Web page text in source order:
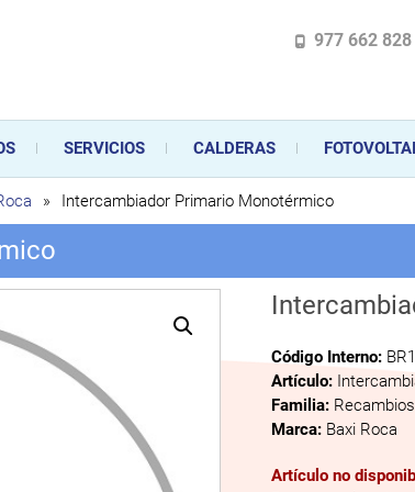
en la instalación, comercialización y
aparatos de gas, climatización o electrodomésticos, desde el
977 662 828
SERVICIOS CALDERAS
» Intercambiador Primario Monotérmico
Código Interno:
Artículo:
Familia:
Marca: Baxi Roca
Artículo no